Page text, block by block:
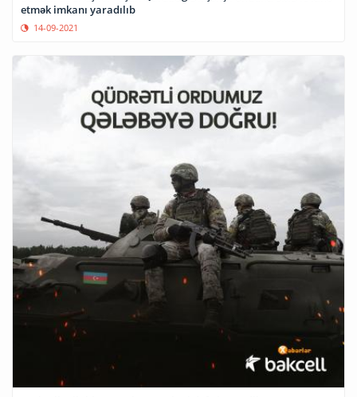
etmək imkanı yaradılıb
14-09-2021